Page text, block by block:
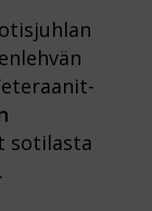
sotilasta